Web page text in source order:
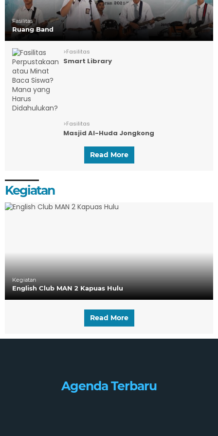
Fasilitas
Ruang Band
>Fasilitas
Smart Library
>Fasilitas
Masjid Al-Huda Jongkong
Read More
Kegiatan
Kegiatan
English Club MAN 2 Kapuas Hulu
Read More
Agenda Terbaru